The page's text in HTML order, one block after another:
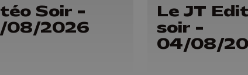
Soir -
08/2026
Le JT
soir -
04/08/